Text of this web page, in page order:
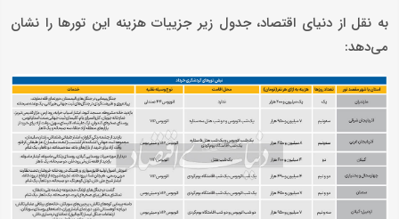
به نقل از دنیای اقتصاد، جدول زیر جزییات هزینه این تورها را نشان
می‌دهد: